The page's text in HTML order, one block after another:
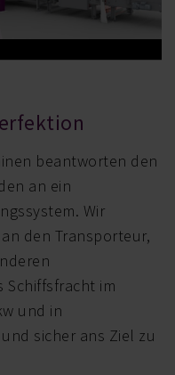
beantworten den
an ein
Wir
den Transporteur,
Schiffsfracht im
und in
sicher ans Ziel zu